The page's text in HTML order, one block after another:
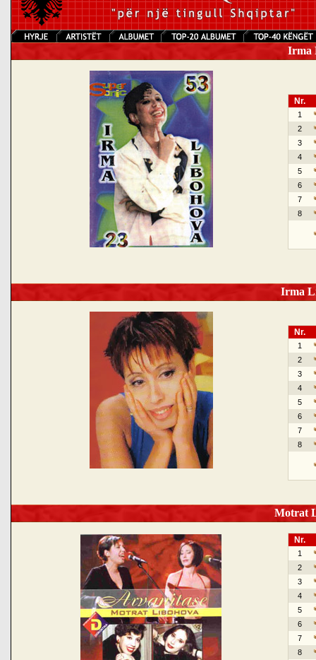
Irma
Nr.
1
2
3
4
5
6
7
8
Irma
Nr.
1
2
3
4
5
6
7
8
Motrat
Nr.
1
2
3
4
5
6
7
8